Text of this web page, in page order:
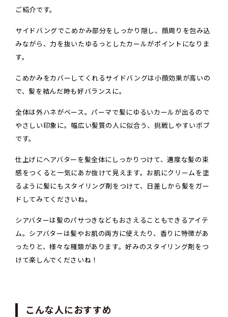
ご紹介です。
サイドバングでこめかみ部分をしっかり隠し、顔周りを包み込
みながら、力を抜いたゆるっとしたカールがポイントになりま
す。
こめかみをカバーしてくれるサイドバングは小顔効果が高いの
で、髪を結んだ時も好バランスに。
全体は外ハネがベース。パーマで髪にゆるいカールが出るので
やさしい印象に。幅広い髪質の人に似合う、挑戦しやすいボブ
です。
仕上げにヘアバターを髪全体にしっかりつけて、適度な髪の束
感をつくると一気にあか抜けて見えます。お肌にクリームを塗
るように髪にもスタイリング剤をつけて、日差しから髪をガー
ドしてみてくださいね。
シアバターは髪のパサつきなどもおさえることもできるアイテ
ム。シアバターは髪やお肌の両方に使えたり、香りに特徴があ
ったりと、様々な種類があります。好みのスタイリング剤をつ
けて楽しんでくださいね！
こんな人におすすめ